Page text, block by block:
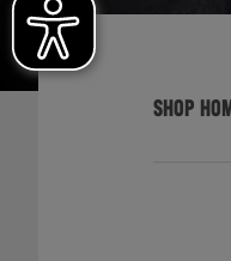
SHOP